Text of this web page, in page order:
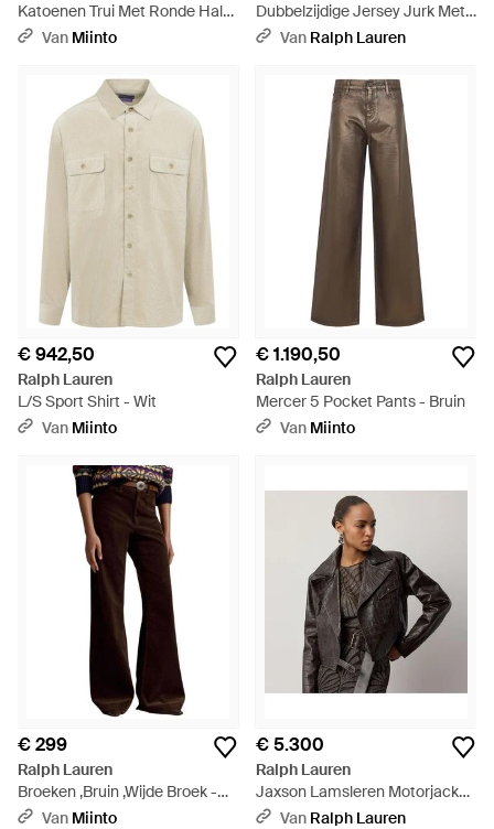
Katoenen Trui Met Ronde Hals
- Blauw
Van Miinto
Dubbelzijdige Jersey Jurk Met
Kwartrits - Blauw
Van Ralph Lauren
€ 942,50
Ralph Lauren
L/S Sport Shirt - Wit
Van Miinto
€ 1.190,50
Ralph Lauren
Mercer 5 Pocket Pants - Bruin
Van Miinto
€ 299
Ralph Lauren
Broeken ,Bruin ,Wijde Broek -
Zwart
Van Miinto
€ 5.300
Ralph Lauren
Jaxson Lamsleren Motorjack
Met Print - Zwart
Van Ralph Lauren